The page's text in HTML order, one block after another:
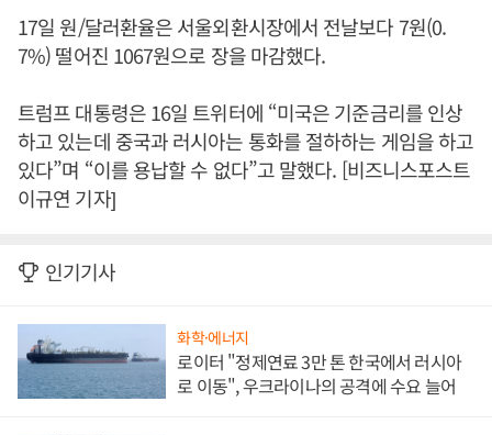
17일 원/달러환율은 서울외환시장에서 전날보다 7원(0.
7%) 떨어진 1067원으로 장을 마감했다.
트럼프 대통령은 16일 트위터에 “미국은 기준금리를 인상
하고 있는데 중국과 러시아는 통화를 절하하는 게임을 하고
있다”며 “이를 용납할 수 없다”고 말했다. [비즈니스포스트
이규연 기자]
인기기사
화학·에너지
로이터 "정제연료 3만 톤 한국에서 러시아
로 이동", 우크라이나의 공격에 수요 늘어